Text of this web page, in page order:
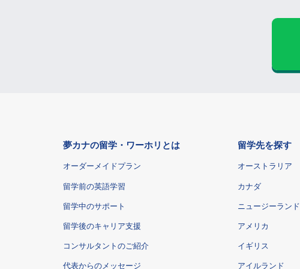
夢カナの留学・ワーホリとは
オーダーメイドプラン
留学前の英語学習
留学中のサポート
留学後のキャリア支援
コンサルタントのご紹介
代表からのメッセージ
留学先を探す
オーストラリア
カナダ
ニュージーランド
アメリカ
イギリス
アイルランド